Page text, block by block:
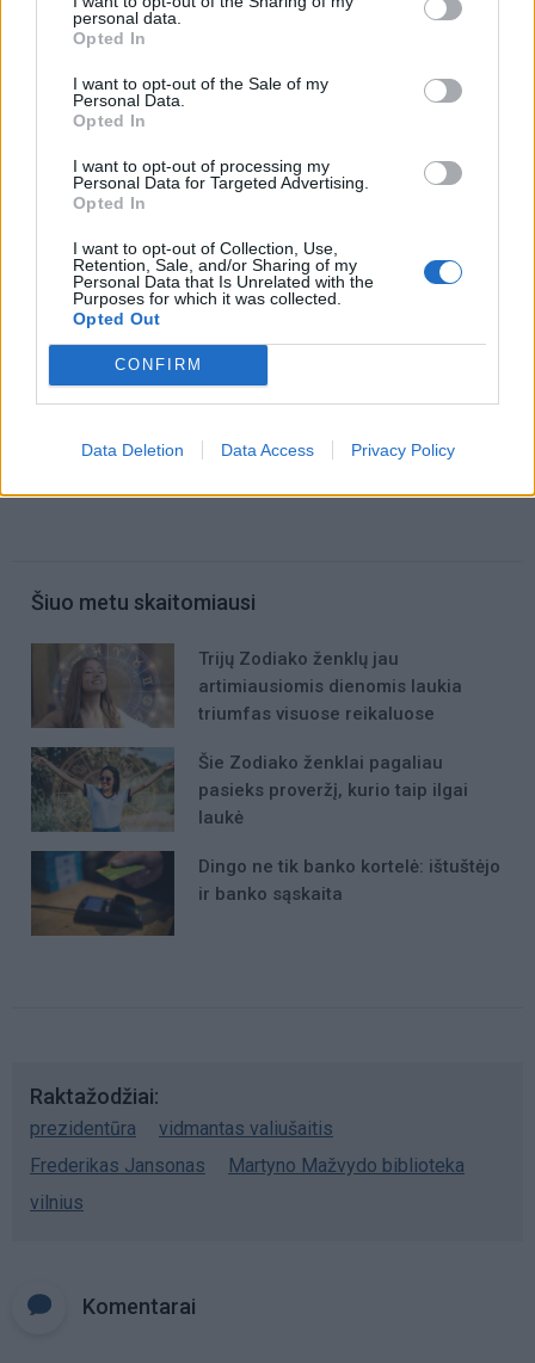
personal data.
Opted In
I want to opt-out of the Sale of my
Personal Data.
Opted In
I want to opt-out of processing my
Personal Data for Targeted Advertising.
Opted In
I want to opt-out of Collection, Use,
Retention, Sale, and/or Sharing of my
Personal Data that Is Unrelated with the
Purposes for which it was collected.
Opted Out
CONFIRM
Data Deletion Data Access Privacy Policy
V. Valiušaitis pareigas Nacionalinėje Martyno Mažvydo
Jūros šventę anksčiau
Klemencovas: gal jau
Ar Lietuvoje gyventi
Šiuo metu skaitomiausi
Trijų Zodiako ženklų jau
artimiausiomis dienomis laukia
triumfas visuose reikaluose
Šie Zodiako ženklai pagaliau
pasieks proveržį, kurio taip ilgai
laukė
Dingo ne tik banko kortelė: ištuštėjo
ir banko sąskaita
Raktažodžiai
prezidentūra
vidmantas valiušaitis
Frederikas Jansonas
Martyno Mažvydo biblioteka
vilnius
Komentarai